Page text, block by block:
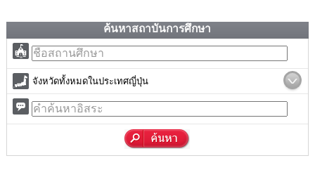
ค้นหาสถาบันการศึกษา
จังหวัดทั้งหมดในประเทศญี่ปุ่น